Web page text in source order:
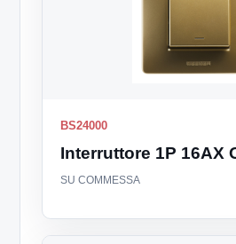
BS24000
Interruttore 1P 16AX
SU COMMESSA